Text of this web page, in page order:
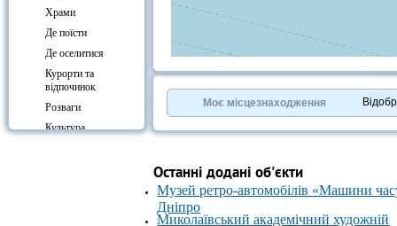
Храми
Де поїсти
Де оселитися
Курорти та
відпочинок
Розваги
Культура
OpenStreetMapcontributors.
»
Моє місцезнаходження
Останні додані об'єкти
Музей ретро-автомобілів «Машини
Дніпро
Миколаївський академічний художній